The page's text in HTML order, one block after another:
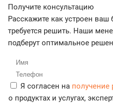
Получите консультацию
Расскажите как устроен ваш
требуется решить. Наши
подберут оптимальное
Я согласен на
о продуктах и услугах,